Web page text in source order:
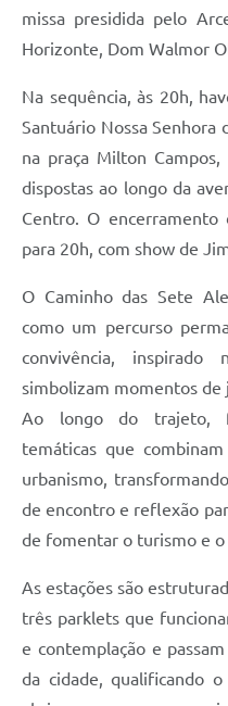
missa presidida pelo
Horizonte, Dom Walmor
Na sequência, às 20h,
Santuário Nossa Senhora
na praça Milton
dispostas ao longo da
Centro. O encerramento
para 20h, com show de
O Caminho das Sete
como um percurso
convivência, inspirado
simbolizam momentos de
Ao longo do trajeto,
temáticas que
urbanismo,
de encontro e reflexão
de fomentar o turismo e
As estações são
três parklets que
e contemplação e
da cidade, qualificando o